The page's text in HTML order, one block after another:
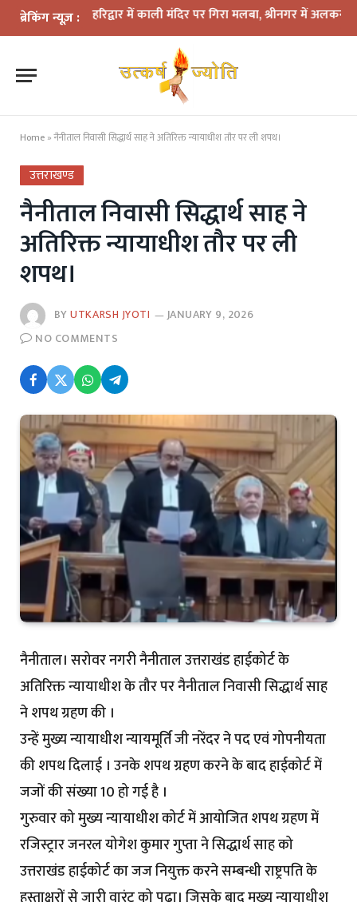
ब्रेकिंग न्यूज़ :
का कहर: हरिद्वार में काली मंदिर पर गिरा मलबा, श्रीनगर में अलकनंदा का
Home »नैनीताल निवासी सिद्धार्थ साह ने अतिरिक्त न्यायाधीश तौर पर ली शपथ।
उत्तराखण्ड
नैनीताल निवासी सिद्धार्थ साह ने
अतिरिक्त न्यायाधीश तौर पर ली
शपथ।
BYUTKARSH JYOTI
JANUARY 9, 2026
NO COMMENTS
नैनीताल। सरोवर नगरी नैनीताल उत्तराखंड हाईकोर्ट के
अतिरिक्त न्यायाधीश के तौर पर नैनीताल निवासी सिद्धार्थ साह
ने शपथ ग्रहण की ।
उन्हें मुख्य न्यायाधीश न्यायमूर्ति जी नरेंदर ने पद एवं गोपनीयता
की शपथ दिलाई । उनके शपथ ग्रहण करने के बाद हाईकोर्ट में
जजों की संख्या 10 हो गई है ।
गुरुवार को मुख्य न्यायाधीश कोर्ट में आयोजित शपथ ग्रहण में
रजिस्ट्रार जनरल योगेश कुमार गुप्ता ने सिद्धार्थ साह को
उत्तराखंड हाईकोर्ट का जज नियुक्त करने सम्बन्धी राष्ट्रपति के